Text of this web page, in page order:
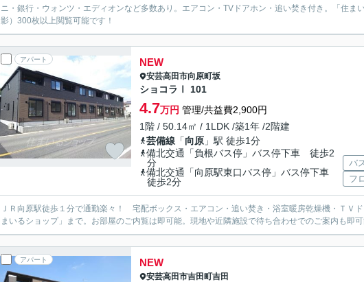
ニ・銀行・ウォンツ・エディオンなど多数あり。エアコン・TVドアホン・追い焚き付き。「住ま
影）300枚以上閲覧可能です！
アパート NEW
安芸高田市向原町坂
ショコラⅠ 101
4.7万円 管理/共益費2,900円
1階 / 50.14㎡ / 1LDK /築1年 /2階建
芸備線 「向原 」駅 徒歩1分
備北交通「負根バス停」バス停下車 徒歩2
分
備北交通「向原駅東口バス停」バス停下車
徒歩2分
バ
フ
ＪＲ向原駅徒歩１分で通勤楽々！ 宅配ボックス・エアコン・追い焚き・浴室暖房乾燥機・ＴＶ
まいるショップ」まで。お部屋のご内覧は即可能。現地や近隣施設で待ち合わせでのご案内も即可
アパート NEW
安芸高田市吉田町吉田